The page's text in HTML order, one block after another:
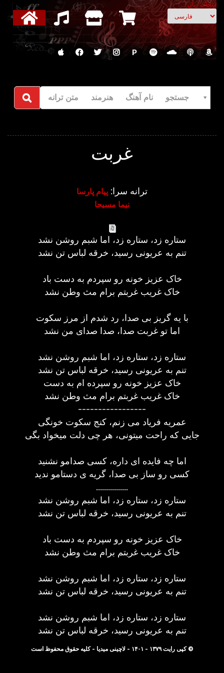
انتخاب زبان
P
جستجو نام آهنگ هنرمند متن ترانه
غربت
ترانه سرا: پیام پارسا
نیما مسیحا
ستاره زد، ستاره زد، اما شبم روشن نشد
تنم به عریونی رسید، خرقه لباس تن نشد
خاک عزیز خونه رو سپردم به دست باد
خاک غریب غربتم برام مث وطن نشد
با یه گریز بی صدا، رد شدم از مرز سکوت
اما تو غربت صدا، صدا صدای من نشد
ستاره زد، ستاره زد، اما شبم روشن نشد
تنم به عریونی رسید، خرقه لباس تن نشد
خاک عزیز خونه رو سپرده ام به دست
خاک غریب غربتم برام مث وطن نشد
-----------------
عمریه فریاد می زنم، کنج سکوت خونگی
جایی که راحت میتونی، هر چی دلت میخواد بگی
اما چه فایده ای داره، کسی صدامو نشنید
کسی رو ساز بی صدا، گریه ی دستامو ندید
................
ستاره زد، ستاره زد، اما شبم روشن نشد
تنم به عریونی رسید، خرقه لباس تن نشد
خاک عزیز خونه رو سپردم به دست باد
خاک غریب غربتم برام مث وطن نشد
ستاره زد، ستاره زد، اما شبم روشن نشد
تنم به عریونی رسید، خرقه لباس تن نشد
ستاره زد، ستاره زد، اما شبم روشن نشد
تنم به عریونی رسید، خرقه لباس تن نشد
© کپی رایت ۱۳۷۹ - ۱۴۰۱ - لاچینی میدیا - کلیه حقوق محفوظ است